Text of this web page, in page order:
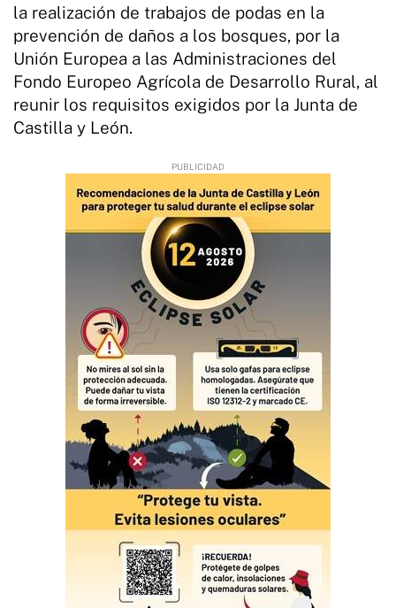
la realización de trabajos de podas en la
prevención de daños a los bosques, por la
Unión Europea a las Administraciones del
Fondo Europeo Agrícola de Desarrollo Rural, al
reunir los requisitos exigidos por la Junta de
Castilla y León.